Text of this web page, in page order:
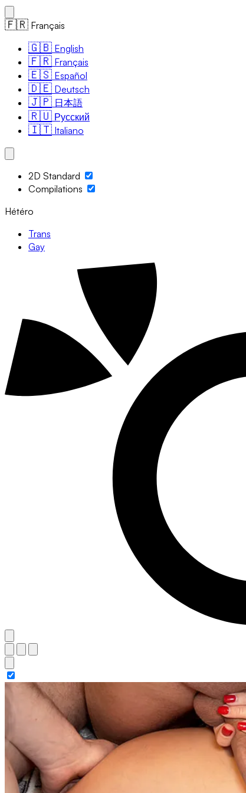
🇫🇷 Français
🇬🇧 English
🇫🇷 Français
🇪🇸 Español
🇩🇪 Deutsch
🇯🇵 日本語
🇷🇺 Русский
🇮🇹 Italiano
2D Standard
Compilations
Hétéro
Trans
Gay